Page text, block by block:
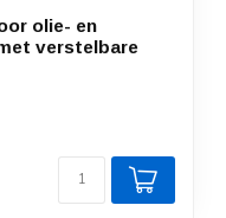
olie- en
verstelbare